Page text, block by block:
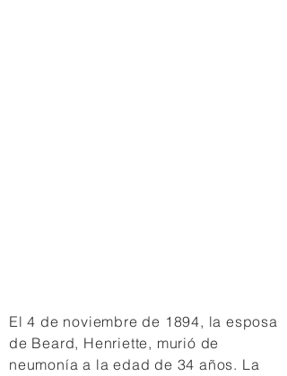
El 4 de noviembre de 1894, la esposa
de Beard, Henriette, murió de
neumonía a la edad de 34 años. La